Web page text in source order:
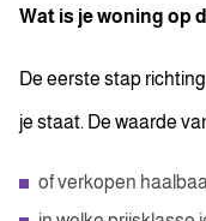
Wat is je woning op
De eerste stap
je staat. De waarde
of verkopen